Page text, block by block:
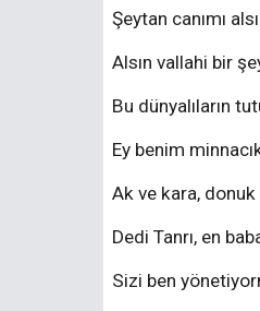
Şeytan canımı
Alsın vallahi bir
Bu dünyalıların
Ey benim
Ak ve kara, donuk
Dedi Tanrı, en
Sizi ben